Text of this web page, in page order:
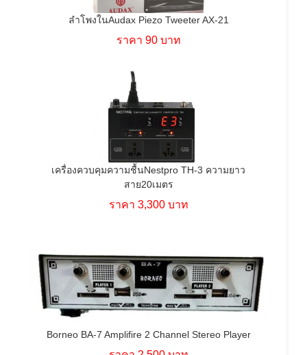
ลำโพงในAudax Piezo Tweeter AX-21
ราคา 90 บาท
เครื่องควบคุมความชื้นNestpro TH-3 ความยาว
สาย20เมตร
ราคา 3,300 บาท
Borneo BA-7 Amplifire 2 Channel Stereo Player